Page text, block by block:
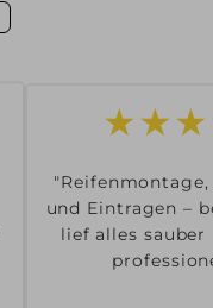
und Eintragen –
lief alles